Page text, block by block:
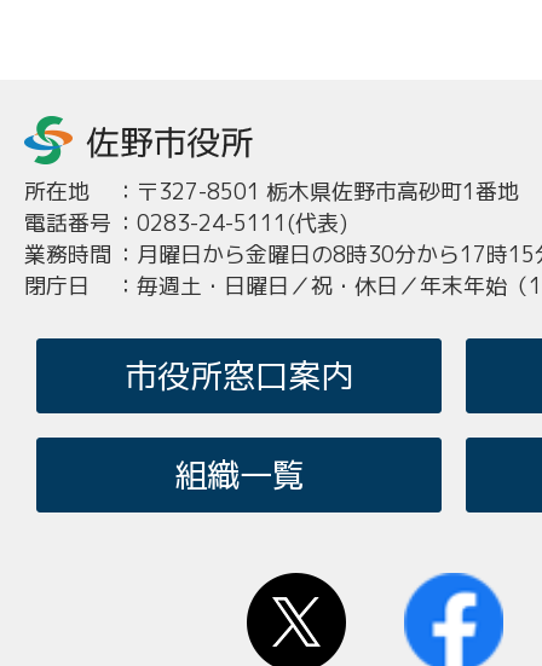
所在地 ： 〒327-8501 栃木県佐野市高砂町1番地
電話番号 ： 0283-24-5111(代表)
業務時間 ： 月曜日から金曜日の8時30分から17時15
閉庁日
： 毎週土・日曜日／祝・休日／年末年始
市役所窓口案内
組織一覧